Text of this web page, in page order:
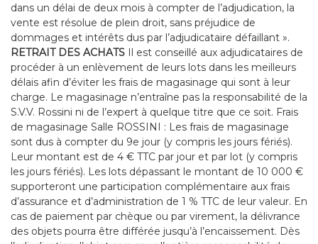
dans un délai de deux mois à compter de l’adjudication, la
vente est résolue de plein droit, sans préjudice de
dommages et intérêts dus par l’adjudicataire défaillant ».
RETRAIT DES ACHATS Il est conseillé aux adjudicataires de
procéder à un enlèvement de leurs lots dans les meilleurs
délais afin d’éviter les frais de magasinage qui sont à leur
charge. Le magasinage n’entraîne pas la responsabilité de la
S.V.V. Rossini ni de l’expert à quelque titre que ce soit. Frais
de magasinage Salle ROSSINI : Les frais de magasinage
sont dus à compter du 9e jour (y compris les jours fériés).
Leur montant est de 4 € TTC par jour et par lot (y compris
les jours fériés). Les lots dépassant le montant de 10 000 €
supporteront une participation complémentaire aux frais
d’assurance et d’administration de 1 % TTC de leur valeur. En
cas de paiement par chèque ou par virement, la délivrance
des objets pourra être différée jusqu’à l’encaissement. Dès